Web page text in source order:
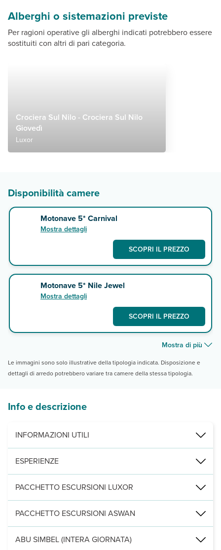
Alberghi o sistemazioni previste
Per ragioni operative gli alberghi indicati potrebbero essere
sostituiti con altri di pari categoria.
Crociera Sul Nilo - Crociera Sul Nilo
Giovedì
Luxor
Disponibilità camere
Motonave 5* Carnival
Mostra dettagli
SCOPRI IL PREZZO
Motonave 5* Nile Jewel
Mostra dettagli
SCOPRI IL PREZZO
Mostra di più
Le immagini sono solo illustrative della tipologia indicata. Disposizione e
dettagli di arredo potrebbero variare tra camere della stessa tipologia.
Info e descrizione
INFORMAZIONI UTILI
Eden Viaggi ha creato per voi questo pacchetto costruito e
ESPERIENZE
È possibile aggiungere al soggiorno imperdibili escursioni. Ecco
PACCHETTO ESCURSIONI LUXOR
Pacchetto escursioni facoltative ad un prezzo speciale che
Escursione alla Valle dei Re
Visita al Tempio di Hatshepsut
Visita al Tempio di Karnak
Visita ai Colossi di Memnone
PACCHETTO ESCURSIONI ASWAN
Pacchetto escursioniad un prezzo speciale durante il
Visita al Tempio di Philae
ABU SIMBEL (INTERA GIORNATA)